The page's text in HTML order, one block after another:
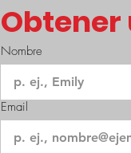
Nombre
Email